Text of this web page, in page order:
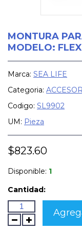
MONTURA
MODELO:
Marca: SEA LIFE
Categoria:
Codigo: SL9902
UM: Pieza
$823.60
Disponible: 1
Cantidad: